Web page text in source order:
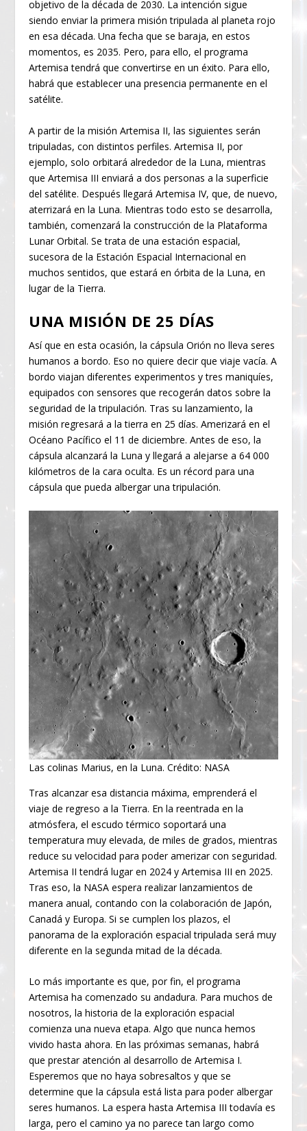
objetivo de la década de 2030. La intención sigue
siendo enviar la primera misión tripulada al planeta rojo
en esa década. Una fecha que se baraja, en estos
momentos, es 2035. Pero, para ello, el programa
Artemisa tendrá que convertirse en un éxito. Para ello,
habrá que establecer una presencia permanente en el
satélite.
A partir de la misión Artemisa II, las siguientes serán
tripuladas, con distintos perfiles. Artemisa II, por
ejemplo, solo orbitará alrededor de la Luna, mientras
que Artemisa III enviará a dos personas a la superficie
del satélite. Después llegará Artemisa IV, que, de nuevo,
aterrizará en la Luna. Mientras todo esto se desarrolla,
también, comenzará la construcción de la Plataforma
Lunar Orbital. Se trata de una estación espacial,
sucesora de la Estación Espacial Internacional en
muchos sentidos, que estará en órbita de la Luna, en
lugar de la Tierra.
UNA MISIÓN DE 25 DÍAS
Así que en esta ocasión, la cápsula Orión no lleva seres
humanos a bordo. Eso no quiere decir que viaje vacía. A
bordo viajan diferentes experimentos y tres maniquíes,
equipados con sensores que recogerán datos sobre la
seguridad de la tripulación. Tras su lanzamiento, la
misión regresará a la tierra en 25 días. Amerizará en el
Océano Pacífico el 11 de diciembre. Antes de eso, la
cápsula alcanzará la Luna y llegará a alejarse a 64 000
kilómetros de la cara oculta. Es un récord para una
cápsula que pueda albergar una tripulación.
Las colinas Marius, en la Luna. Crédito: NASA
Tras alcanzar esa distancia máxima, emprenderá el
viaje de regreso a la Tierra. En la reentrada en la
atmósfera, el escudo térmico soportará una
temperatura muy elevada, de miles de grados, mientras
reduce su velocidad para poder amerizar con seguridad.
Artemisa II tendrá lugar en 2024 y Artemisa III en 2025.
Tras eso, la NASA espera realizar lanzamientos de
manera anual, contando con la colaboración de Japón,
Canadá y Europa. Si se cumplen los plazos, el
panorama de la exploración espacial tripulada será muy
diferente en la segunda mitad de la década.
Lo más importante es que, por fin, el programa
Artemisa ha comenzado su andadura. Para muchos de
nosotros, la historia de la exploración espacial
comienza una nueva etapa. Algo que nunca hemos
vivido hasta ahora. En las próximas semanas, habrá
que prestar atención al desarrollo de Artemisa I.
Esperemos que no haya sobresaltos y que se
determine que la cápsula está lista para poder albergar
seres humanos. La espera hasta Artemisa III todavía es
larga, pero el camino ya no parece tan largo como